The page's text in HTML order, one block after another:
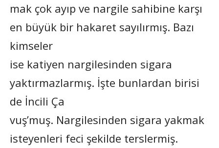
mak çok ayıp ve nargile sahibine karşı
en büyük bir hakaret sayılırmış. Bazı
kimseler
ise katiyen nargilesinden sigara
yaktırmazlarmış. İşte bunlardan birisi
de İncili Ça
vuş’muş. Nargilesinden sigara yakmak
isteyenleri feci şekilde terslermiş.